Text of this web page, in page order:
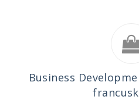
Business